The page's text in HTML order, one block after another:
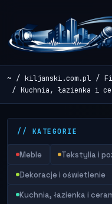
~ kiljanski.com.pl
Kuchnia, łazienka i
// KATEGORIE
Meble Tekstylia i
Dekoracje i oświetlenie
Kuchnia, łazienka i